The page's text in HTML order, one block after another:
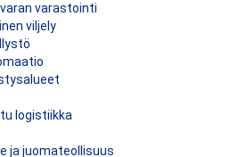
varastointi
viljely
logistiikka
ja juomateollisuus